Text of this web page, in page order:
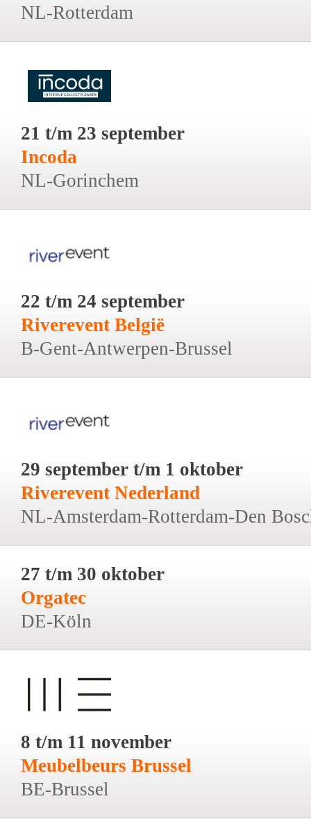
NL-Rotterdam
21 t/m 23 september
Incoda
NL-Gorinchem
22 t/m 24 september
Riverevent België
B-Gent-Antwerpen-Brussel
29 september t/m 1 oktober
Riverevent Nederland
NL-Amsterdam-Rotterdam-Den
27 t/m 30 oktober
Orgatec
DE-Köln
8 t/m 11 november
Meubelbeurs Brussel
BE-Brussel